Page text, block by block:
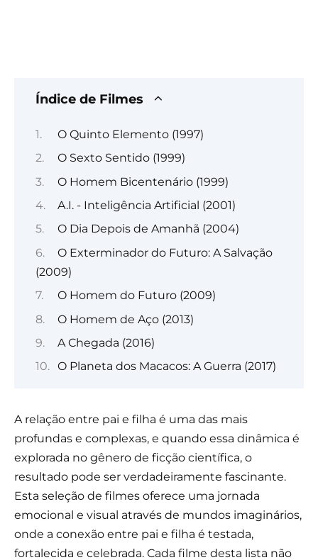
Índice de Filmes
O Quinto Elemento (1997)
O Sexto Sentido (1999)
O Homem Bicentenário (1999)
A.I. - Inteligência Artificial (2001)
O Dia Depois de Amanhã (2004)
O Exterminador do Futuro: A Salvação
(2009)
O Homem do Futuro (2009)
O Homem de Aço (2013)
A Chegada (2016)
O Planeta dos Macacos: A Guerra (2017)
A relação entre pai e filha é uma das mais
profundas e complexas, e quando essa dinâmica é
explorada no gênero de ficção científica, o
resultado pode ser verdadeiramente fascinante.
Esta seleção de filmes oferece uma jornada
emocional e visual através de mundos imaginários,
onde a conexão entre pai e filha é testada,
fortalecida e celebrada. Cada filme desta lista não